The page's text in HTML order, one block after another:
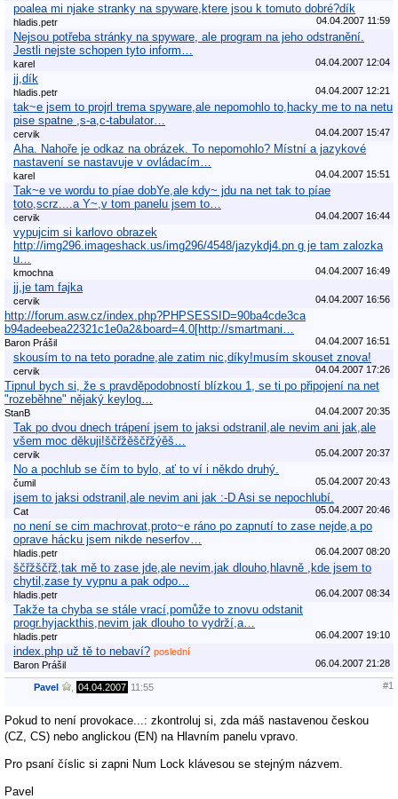
poalea mi njake stranky na spyware,ktere jsou k tomuto dobré?dík
hladis.petr 04.04.2007 11:59
Nejsou potřeba stránky na spyware, ale program na jeho odstranění.
Jestli nejste schopen tyto inform…
karel 04.04.2007 12:04
jj,dík
hladis.petr 04.04.2007 12:21
tak~e jsem to projrl trema spyware,ale nepomohlo to,hacky me to na netu
pise spatne ,s-a,c-tabulator…
cervik 04.04.2007 15:47
Aha. Nahoře je odkaz na obrázek. To nepomohlo? Místní a jazykové
nastavení se nastavuje v ovládacím…
karel 04.04.2007 15:51
Tak~e ve wordu to píae dobYe,ale kdy~ jdu na net tak to píae
toto,scrz....a Y~,v tom panelu jsem to…
cervik 04.04.2007 16:44
vypujcim si karlovo obrazek
http://img296.imageshack.us/img296/4548/jazykdj4.pn g je tam zalozka
u…
kmochna 04.04.2007 16:49
jj,je tam fajka
cervik 04.04.2007 16:56
http://forum.asw.cz/index.php?PHPSESSID=90ba4cde3ca
b94adeebea22321c1e0a2&board=4.0[http://smartmani…
Baron Prášil 04.04.2007 16:51
skousím to na teto poradne,ale zatim nic,díky!musím skouset znova!
cervik 04.04.2007 17:26
Tipnul bych si, že s pravděpodobností blízkou 1, se ti po připojení na net
"rozeběhne" nějaký keylog…
StanB 04.04.2007 20:35
Tak po dvou dnech trápení jsem to jaksi odstranil,ale nevim ani jak,ale
všem moc děkuji!ščřžěščřžýěš…
cervik 05.04.2007 20:37
No a pochlub se čím to bylo, ať to ví i někdo druhý.
čumil 05.04.2007 20:43
jsem to jaksi odstranil,ale nevim ani jak :-D Asi se nepochlubí.
Cat 05.04.2007 20:46
no není se cim machrovat,proto~e ráno po zapnutí to zase nejde,a po
oprave hácku jsem nikde neserfov…
hladis.petr 06.04.2007 08:20
ščřžščřž,tak mě to zase jde,ale nevim,jak dlouho,hlavně ,kde jsem to
chytil,zase ty vypnu a pak odpo…
hladis.petr 06.04.2007 08:34
Takže ta chyba se stále vrací,pomůže to znovu odstanit
progr.hyjackthis,nevim jak dlouho to vydrží,a…
hladis.petr 06.04.2007 19:10
index.php už tě to nebaví? poslední
Baron Prášil
06.04.2007 21:28
Pavel 04.04.2007 11:55 #1
Pokud to není provokace...: zkontroluj si, zda máš nastavenou českou
(CZ, CS) nebo anglickou (EN) na Hlavním panelu vpravo.
Pro psaní číslic si zapni Num Lock klávesou se stejným názvem.
Pavel